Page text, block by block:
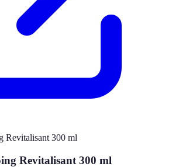
Revitalisant 300 ml